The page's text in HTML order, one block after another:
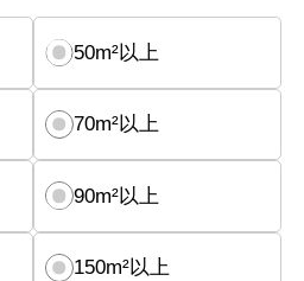
50m²以上
70m²以上
90m²以上
150m²以上